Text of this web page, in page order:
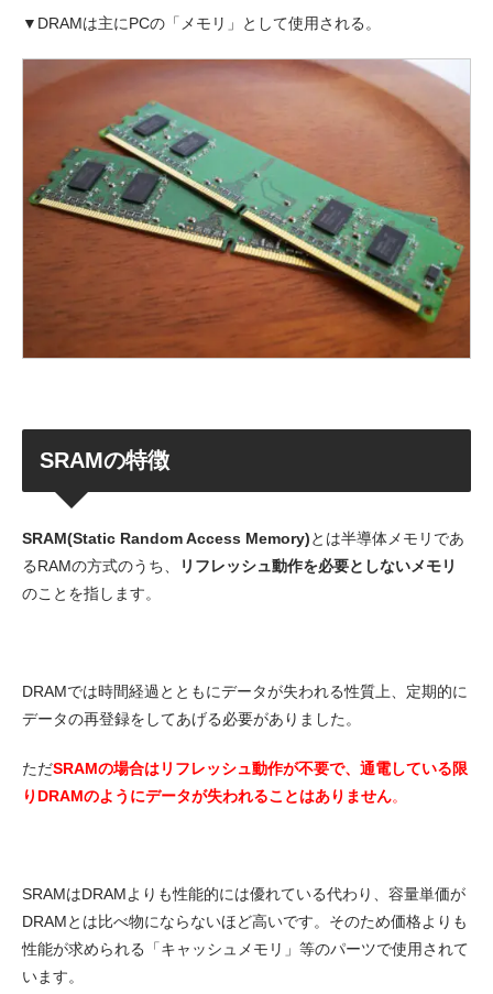
▼DRAMは主にPCの「メモリ」として使用される。
SRAMの特徴
SRAM(Static Random Access Memory)とは半導体メモリであ
るRAMの方式のうち、
リフレッシュ動作を必要としないメモリ
のことを指します。
DRAMでは時間経過とともにデータが失われる性質上、定期的に
データの再登録をしてあげる必要がありました。
ただSRAMの場合はリフレッシュ動作が不要で、通電している限
りDRAMのようにデータが失われることはありません。
SRAMはDRAMよりも性能的には優れている代わり、容量単価が
DRAMとは比べ物にならないほど高いです。そのため価格よりも
性能が求められる「キャッシュメモリ」等のパーツで使用されて
います。